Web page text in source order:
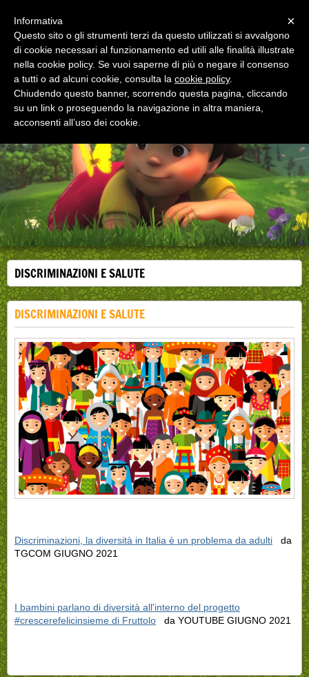
EDUCAZIONE ALLA SALUTE
Corsi, convegni e didattica di formazione e
aggiornamento per operatori della salute
DISCRIMINAZIONI E SALUTE
DISCRIMINAZIONI E SALUTE
Discriminazioni, la diversità in Italia è un problema da adulti da
TGCOM GIUGNO 2021
I bambini parlano di diversità all'interno del progetto
#crescerefelicinsieme di Fruttolo da YOUTUBE GIUGNO 2021
×
Informativa
Questo sito o gli strumenti terzi da questo utilizzati si avvalgono
di cookie necessari al funzionamento ed utili alle finalità illustrate
nella cookie policy. Se vuoi saperne di più o negare il consenso
a tutti o ad alcuni cookie, consulta la cookie policy.
Chiudendo questo banner, scorrendo questa pagina, cliccando
su un link o proseguendo la navigazione in altra maniera,
acconsenti all’uso dei cookie.